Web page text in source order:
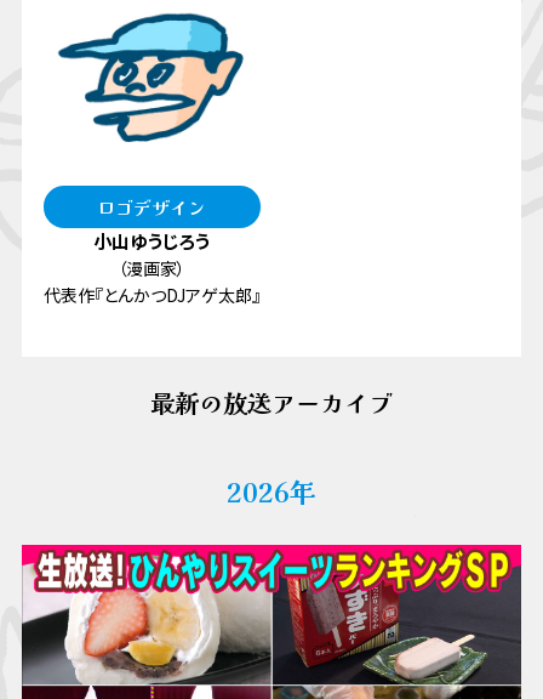
ロゴデザイン
小山ゆうじろう
（漫画家）
代表作『とんかつDJアゲ太郎』
最新の放送アーカイブ
2026年